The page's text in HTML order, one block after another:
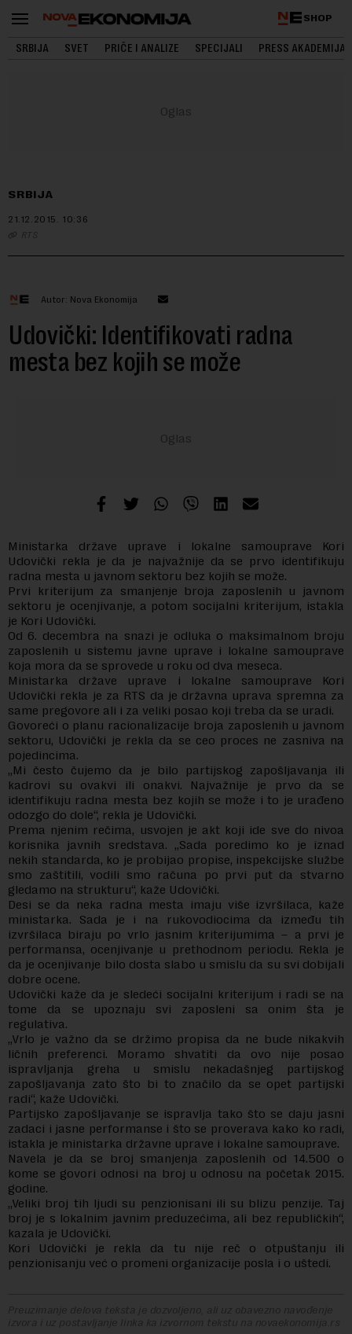
SHOP
SRBIJA SVET PRIČE I ANALIZE SPECIJALI PRESS AKADEMIJA
SRBIJA
21.12.2015. 10:36
RTS
Autor: Nova Ekonomija
Udovički: Identifikovati radna
mesta bez kojih se može
Ministarka države uprave i lokalne samouprave Kori
Udovički rekla je da je najvažnije da se prvo identifikuju
radna mesta u javnom sektoru bez kojih se može.
Prvi kriterijum za smanjenje broja zaposlenih u javnom
sektoru je ocenjivanje, a potom socijalni kriterijum, istakla
je Kori Udovički.
Od 6. decembra na snazi je odluka o maksimalnom broju
zaposlenih u sistemu javne uprave i lokalne samouprave
koja mora da se sprovede u roku od dva meseca.
Ministarka države uprave i lokalne samouprave Kori
Udovički rekla je za RTS da je državna uprava spremna za
same pregovore ali i za veliki posao koji treba da se uradi.
Govoreći o planu racionalizacije broja zaposlenih u javnom
sektoru, Udovički je rekla da se ceo proces ne zasniva na
pojedincima.
„Mi često čujemo da je bilo partijskog zapošljavanja ili
kadrovi su ovakvi ili onakvi. Najvažnije je prvo da se
identifikuju radna mesta bez kojih se može i to je urađeno
odozgo do dole“, rekla je Udovički.
Prema njenim rečima, usvojen je akt koji ide sve do nivoa
korisnika javnih sredstava. „Sada poredimo ko je iznad
nekih standarda, ko je probijao propise, inspekcijske službe
smo zaštitili, vodili smo računa po prvi put da stvarno
gledamo na strukturu“, kaže Udovički.
Desi se da neka radna mesta imaju više izvršilaca, kaže
ministarka. Sada je i na rukovodiocima da između tih
izvršilaca biraju po vrlo jasnim kriterijumima – a prvi je
performansa, ocenjivanje u prethodnom periodu. Rekla je
da je ocenjivanje bilo dosta slabo u smislu da su svi dobijali
dobre ocene.
Udovički kaže da je sledeći socijalni kriterijum i radi se na
tome da se upoznaju svi zaposleni sa onim šta je
regulativa.
„Vrlo je važno da se držimo propisa da ne bude nikakvih
ličnih preferenci. Moramo shvatiti da ovo nije posao
ispravljanja greha u smislu nekadašnjeg partijskog
zapošljavanja zato što bi to značilo da se opet partijski
radi“, kaže Udovički.
Partijsko zapošljavanje se ispravlja tako što se daju jasni
zadaci i jasne performanse i što se proverava kako ko radi,
istakla je ministarka državne uprave i lokalne samouprave.
Navela je da se broj smanjenja zaposlenih od 14.500 o
kome se govori odnosi na broj u odnosu na početak 2015.
godine.
„Veliki broj tih ljudi su penzionisani ili su blizu penzije. Taj
broj je s lokalnim javnim preduzećima, ali bez republičkih“,
kazala je Udovički.
Kori Udovički je rekla da tu nije reč o otpuštanju ili
penzionisanju već o promeni organizacije posla i o uštedi.
Preuzimanje delova teksta je dozvoljeno, ali uz obavezno navođenje
izvora i uz postavljanje linka ka izvornom tekstu na novaekonomija.rs